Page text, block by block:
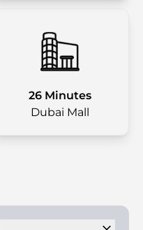
26 Minutes
Dubai Mall